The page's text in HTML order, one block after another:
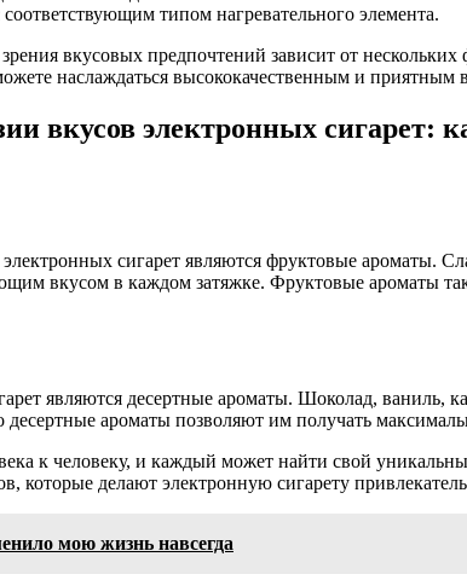
типом нагревательного элемента.
вкусовых предпочтений зависит от
наслаждаться высококачественным и приятным
вкусов электронных сигарет:
сигарет являются фруктовые ароматы.
вкусом в каждом затяжке. Фруктовые ароматы
являются десертные ароматы. Шоколад, ваниль,
ароматы позволяют им получать
к человеку, и каждый может найти свой
которые делают электронную сигарету
мою жизнь навсегда